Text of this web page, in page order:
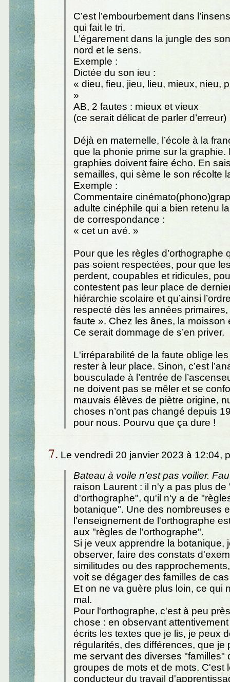
C’est l’embourbement dans
qui fait le tri.
L’égarement dans la jungle des
nord et le sens.
Exemple :
Dictée du son ieu :
« dieu, fieu, jieu, lieu, mieux, nieu,
»
AB, 2 fautes : mieux et vieux
(ce serait délicat de parler d’erreur)
Déjà en maternelle, l’école à la
que la phonie prime sur la graphie.
graphies doivent faire écho. En
semailles, qui sème le son récolte
Exemple :
Commentaire
adulte cinéphile qui a bien retenu
de correspondance :
« cet un avé. »
Pour que les règles d’orthographe
pas soient respectées, pour que
perdent, coupables et ridicules,
contestent pas leur place de
hiérarchie scolaire et qu’ainsi
respecté dès les années
faute ». Chez les ânes, la moisson
Ce serait dommage de s’en priver.
L'irréparabilité de la faute oblige
rester à leur place. Sinon, c’est
bousculade à l’entrée de
ne doivent pas se mêler et se
mauvais élèves de piètre origine,
choses n’ont pas changé depuis
pour nous. Pourvu que ça dure !
7. Le vendredi 20 janvier 2023 à 12:04,
Bateau à voile n’est pas voilier.
raison Laurent : il n'y a pas plus de
d'orthographe", qu'il n'y a de
botanique". Une des nombreuses
l'enseignement de l'orthographe
aux "règles de l'orthographe".
Si je veux apprendre la botanique,
observer, faire des constats
similitudes ou des
voit se dégager des familles de
Et on ne va guère plus loin, ce qui
mal.
Pour l'orthographe, c'est à peu
chose : en observant
écrits les textes que je lis, je peux
régularités, des différences, que je
me servant des diverses "familles"
groupes de mots et de mots. C'est
conducteur du travail